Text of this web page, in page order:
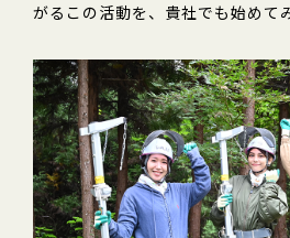
お知らせ
イベント情報
What’s New
がるこの活動を、貴社でも始めて